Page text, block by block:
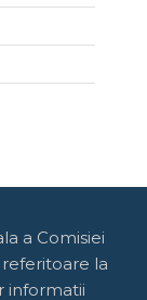
a Comisiei
la
informatii